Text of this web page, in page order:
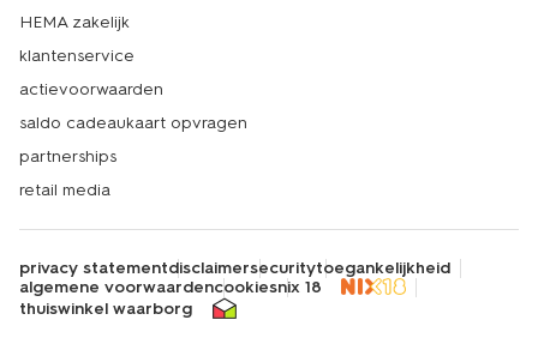
HEMA zakelijk
klantenservice
actievoorwaarden
saldo cadeaukaart opvragen
partnerships
retail media
privacy statementdisclaimersecuritytoegankelijkheid
algemene voorwaardencookiesnix 18
thuiswinkel waarborg